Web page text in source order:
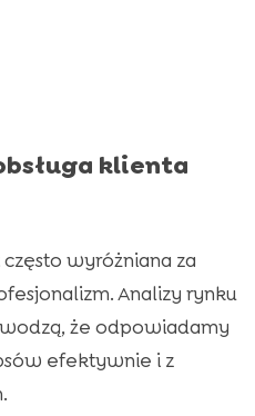
klienta
wyróżniana za
Analizy rynku
że odpowiadamy
efektywnie i z